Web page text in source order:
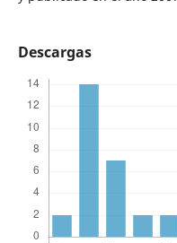
Descargas